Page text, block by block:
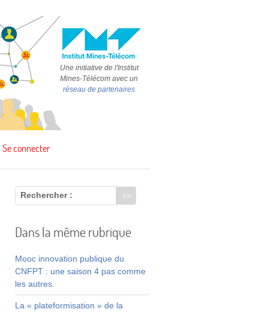
Une initiative de l'Institut
Mines-Télécom avec un
réseau de partenaires
Se connecter
Rechercher :
Dans la même rubrique
Mooc innovation publique du
CNFPT : une saison 4 pas comme
les autres.
La « plateformisation » de la